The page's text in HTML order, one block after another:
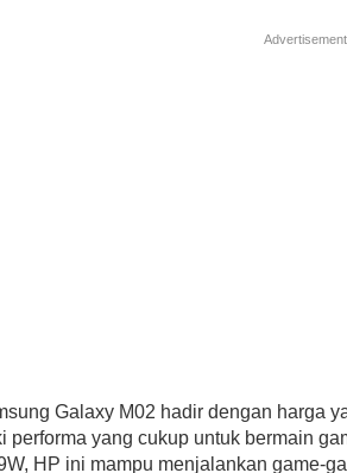
Advertisement
Galaxy M02 hadir dengan harga
performa yang cukup untuk bermain
HP ini mampu menjalankan game-